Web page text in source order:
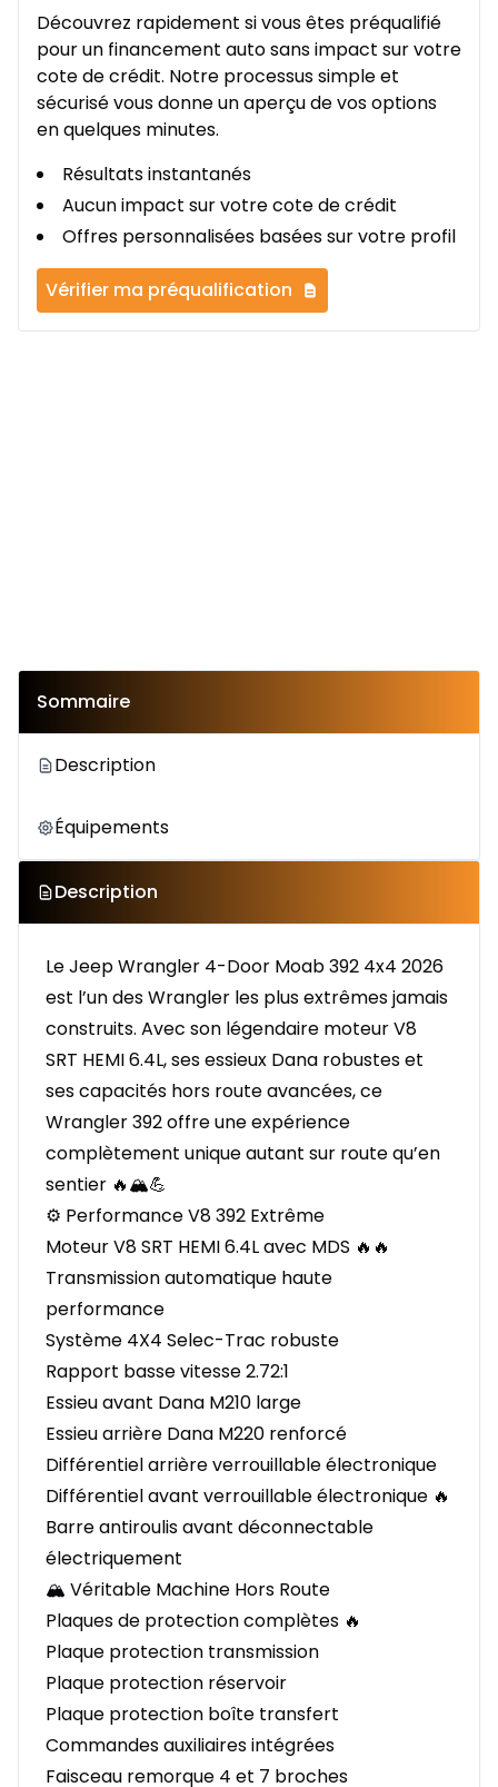
Découvrez rapidement si vous êtes préqualifié
pour un financement auto sans impact sur votre
cote de crédit. Notre processus simple et
sécurisé vous donne un aperçu de vos options
en quelques minutes.
Résultats instantanés
Aucun impact sur votre cote de crédit
Offres personnalisées basées sur votre profil
Vérifier ma préqualification
Sommaire
Description
Équipements
Description
Le Jeep Wrangler 4-Door Moab 392 4x4 2026
est l’un des Wrangler les plus extrêmes jamais
construits. Avec son légendaire moteur V8
SRT HEMI 6.4L, ses essieux Dana robustes et
ses capacités hors route avancées, ce
Wrangler 392 offre une expérience
complètement unique autant sur route qu’en
sentier 🔥🏔️💪
⚙️ Performance V8 392 Extrême
Moteur V8 SRT HEMI 6.4L avec MDS 🔥🔥
Transmission automatique haute
performance
Système 4X4 Selec-Trac robuste
Rapport basse vitesse 2.72:1
Essieu avant Dana M210 large
Essieu arrière Dana M220 renforcé
Différentiel arrière verrouillable électronique
Différentiel avant verrouillable électronique 🔥
Barre antiroulis avant déconnectable
électriquement
🏔️ Véritable Machine Hors Route
Plaques de protection complètes 🔥
Plaque protection transmission
Plaque protection réservoir
Plaque protection boîte transfert
Commandes auxiliaires intégrées
Faisceau remorque 4 et 7 broches